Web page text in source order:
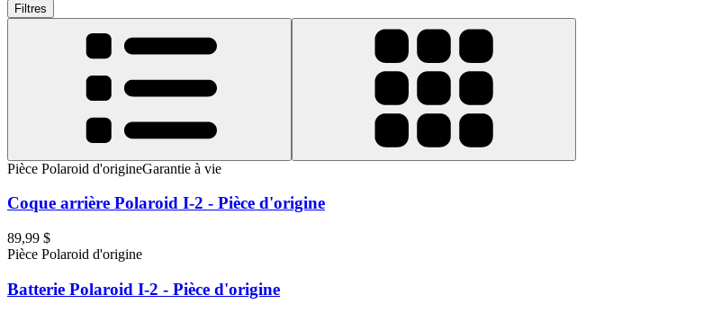
Filtres
Pièce Polaroid d'origineGarantie à vie
Coque arrière Polaroid I-2 - Pièce d'origine
89,99 $
Pièce Polaroid d'origine
Batterie Polaroid I-2 - Pièce d'origine